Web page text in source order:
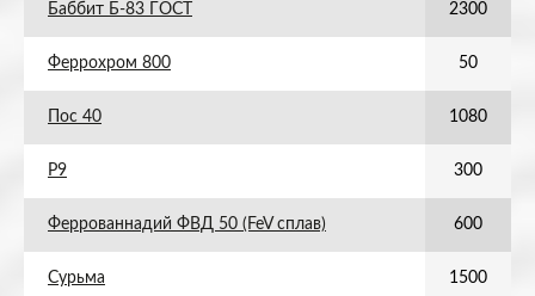
Баббит Б-83 ГОСТ 2300
Феррохром 800 50
Пос 40 1080
Р9 300
Феррованнадий ФВД 50 (FeV сплав) 600
Сурьма 1500